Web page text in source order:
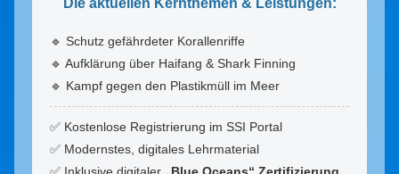
Die aktuellen Kernthemen & Leistungen:
🔹 Schutz gefährdeter Korallenriffe
🔹 Aufklärung über Haifang & Shark Finning
🔹 Kampf gegen den Plastikmüll im Meer
✅ Kostenlose Registrierung im SSI Portal
✅ Modernstes, digitales Lehrmaterial